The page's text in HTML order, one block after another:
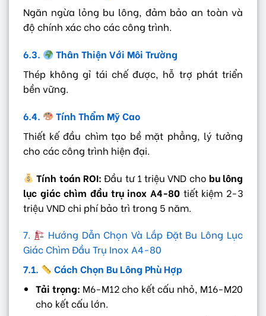
Ngăn ngừa lỏng bu lông, đảm bảo an toàn và
độ chính xác cho các công trình.
6.3.
Thân Thiện Với Môi Trường
Thép không gỉ tái chế được, hỗ trợ phát triển
bền vững.
6.4.
Tính Thẩm Mỹ Cao
Thiết kế đầu chìm tạo bề mặt phẳng, lý tưởng
cho các công trình hiện đại.
Tính toán ROI: Đầu tư 1 triệu VND cho bu lông
lục giác chìm đầu trụ inox A4-80 tiết kiệm 2-3
triệu VND chi phí bảo trì trong 5 năm.
7.
Hướng Dẫn Chọn Và Lắp Đặt Bu Lông Lục
Giác Chìm Đầu Trụ Inox A4-80
7.1.
Cách Chọn Bu Lông Phù Hợp
Tải trọng: M6-M12 cho kết cấu nhỏ, M16-M20
cho kết cấu lớn.